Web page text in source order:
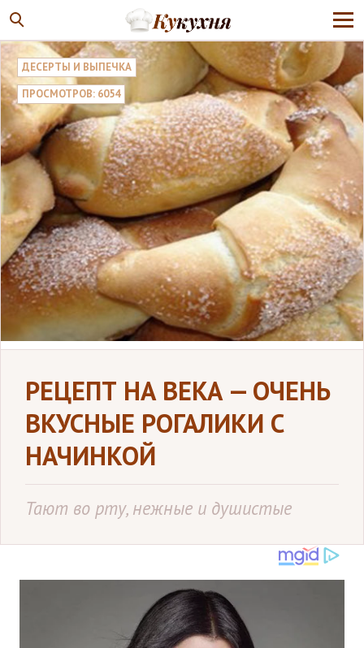
ДЕСЕРТЫ И ВЫПЕЧКА
ПРОСМОТРОВ: 6054
РЕЦЕПТ НА ВЕКА — ОЧЕНЬ
ВКУСНЫЕ РОГАЛИКИ С
НАЧИНКОЙ
Тают во рту, нежные и душистые